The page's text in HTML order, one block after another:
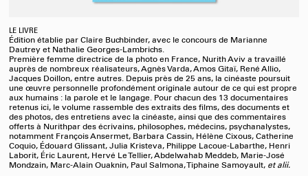
LE LIVRE
Édition établie par Claire Buchbinder,avec le concours de Marianne
Dautreyet Nathalie Georges-Lambrichs.
Première femme directrice de la photo en France, Nurith Aviv a travaillé
auprès de nombreux réalisateurs, Agnès Varda, Amos Gitaï, René Allio,
Jacques Doillon, entre autres. Depuis près de 25 ans, la cinéaste poursuit
une œuvre personnelle profondément originale autour de ce qui est propre
aux humains : la parole et le langage. Pour chacun des 13 documentaires
retenus ici, le volume rassemble des extraits des films, des documents et
des photos, des entretiensavec la cinéaste, ainsi que des commentaires
offerts à Nurithpar des écrivains, philosophes, médecins, psychanalystes,
notamment François Ansermet, Barbara Cassin, Hélène Cixous, Catherine
Coquio, Édouard Glissant, Julia Kristeva, Philippe Lacoue-Labarthe, Henri
Laborit, Éric Laurent, Hervé Le Tellier, Abdelwahab Meddeb, Marie-José
Mondzain, Marc-Alain Ouaknin, Paul Salmona, Tiphaine Samoyault, et alii.